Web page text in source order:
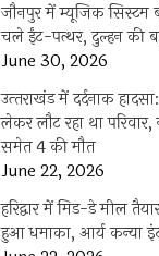
जौनपुर में म्यूजिक सिस्टम
चले ईंट-पत्थर, दुल्हन की
June 30, 2026
उत्‍तराखंड में दर्दनाक
लेकर लौट रहा था
समेत 4 की मौत
June 22, 2026
हरिद्वार में मिड-डे मील
हुआ धमाका, आर्य कन्या